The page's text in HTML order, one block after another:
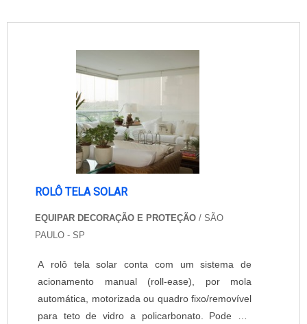
ROLÔ TELA SOLAR
EQUIPAR DECORAÇÃO E PROTEÇÃO / SÃO
PAULO - SP
A rolô tela solar conta com um sistema de
acionamento manual (roll-ease), por mola
automática, motorizada ou quadro fixo/removível
para teto de vidro a policarbonato. Pode ser